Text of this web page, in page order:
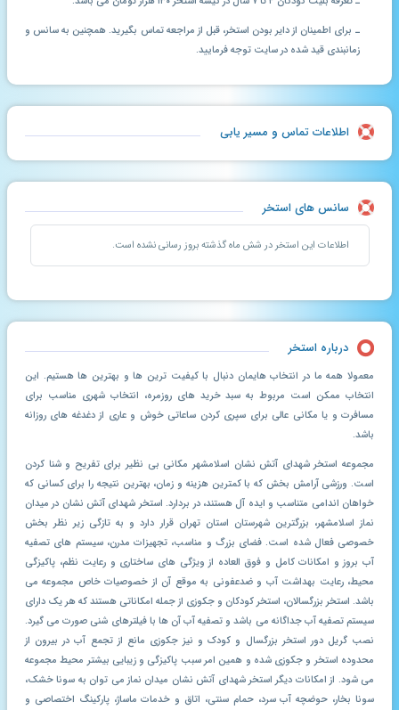
ـ برای اطمینان از دایر بودن استخر، قبل از مراجعه تماس بگیرید. همچنین به سانس و
زمانبندی قید شده در سایت توجه فرمایید.
اطلاعات تماس و مسیر یابی
سانس های استخر
اطلاعات این استخر در شش ماه گذشته بروز رسانی نشده است.
درباره استخر
معمولا همه ما در انتخاب هایمان دنبال با کیفیت ترین ها و بهترین ها هستیم. این
انتخاب ممکن است مربوط به سبد خرید های روزمره، انتخاب شهری مناسب برای
مسافرت و یا مکانی عالی برای سپری کردن ساعاتی خوش و عاری از دغدغه های روزانه
باشد.
مجموعه استخر شهدای آتش نشان اسلامشهر مکانی بی نظیر برای تفریح و شنا کردن
است. ورزشی آرامش بخش که با کمترین هزینه و زمان، بهترین نتیجه را برای کسانی که
خواهان اندامی متناسب و ایده آل هستند، در بردارد. استخر شهدای آتش نشان در میدان
نماز اسلامشهر، بزرگترین شهرستان استان تهران قرار دارد و به تازگی زیر نظر بخش
خصوصی فعال شده است. فضای بزرگ و مناسب، تجهیزات مدرن، سیستم های تصفیه
آب بروز و امکانات کامل و فوق العاده از ویژگی های ساختاری و رعایت نظم، پاکیزگی
محیط، رعایت بهداشت آب و ضدعفونی به موقع آن از خصوصیات خاص مجموعه می
باشد. استخر بزرگسالان، استخر کودکان و جکوزی از جمله امکاناتی هستند که هر یک دارای
سیستم تصفیه آب جداگانه می باشد و تصفیه آب آن ها با فیلترهای شنی صورت می گیرد.
نصب گریل دور استخر بزرگسال و کودک و نیز جکوزی مانع از تجمع آب در بیرون از
محدوده استخر و جکوزی شده و همین امر سبب پاکیزگی و زیبایی بیشتر محیط مجموعه
می شود. از امکانات دیگر استخر شهدای آتش نشان میدان نماز می توان به سونا خشک،
سونا بخار، حوضچه آب سرد، حمام سنتی، اتاق و خدمات ماساژ، پارکینگ اختصاصی و